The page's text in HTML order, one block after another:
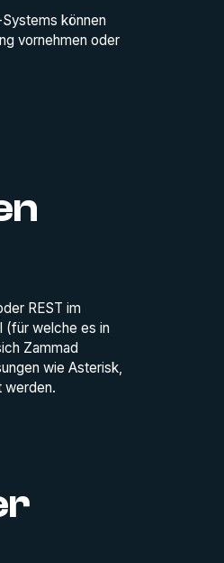
können
vornehmen oder
REST im
(für welche es in
Zammad
wie Asterisk,
werden.